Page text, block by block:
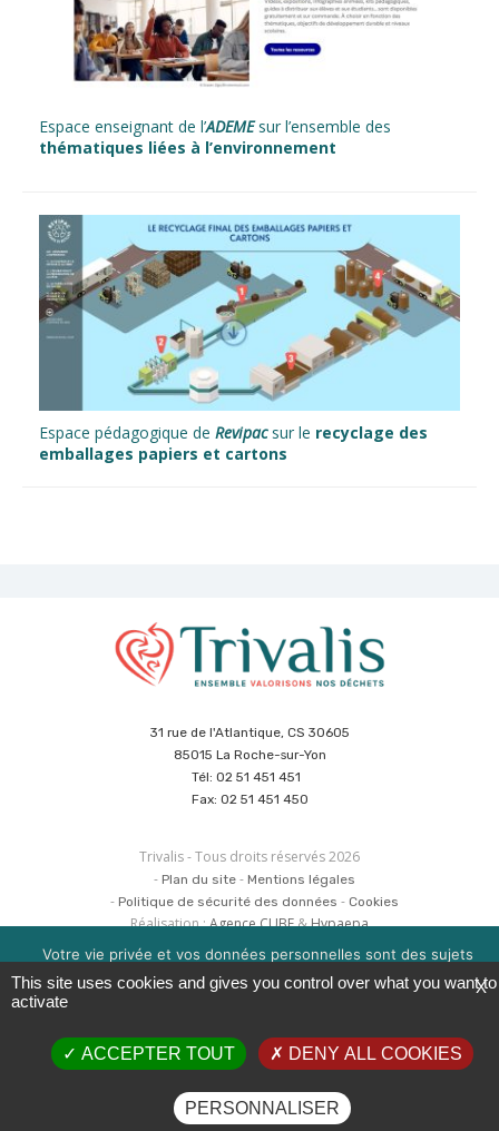
Espace enseignant de l’ADEMEsur l’ensemble des
thématiques liées à l’environnement
Espace pédagogique de Revipacsur le recyclage des
emballages papiers et cartons
31 rue de l'Atlantique, CS 30605
85015 La Roche-sur-Yon
Tél: 02 51 451 451
Fax: 02 51 451 450
Trivalis - Tous droits réservés 2026
Plan du site
Mentions légales
Politique de sécurité des données
Cookies
Réalisation :Agence CUBE&Hypaepa
Votre vie privée et vos données personnelles sont des sujets
importants pour nous. Consultez notre politique de
confidentialité pour en savoir plus. Nous utilisons des cookies
gérer l'acceptation des cookies en cliquant sur la boite en bas à
droite 'Gérer les services'.
OK EN SAVOIR PLUS
X
This site uses cookies and gives you control over what you want to
activate
ACCEPTER TOUT DENY ALL COOKIES
PERSONNALISER